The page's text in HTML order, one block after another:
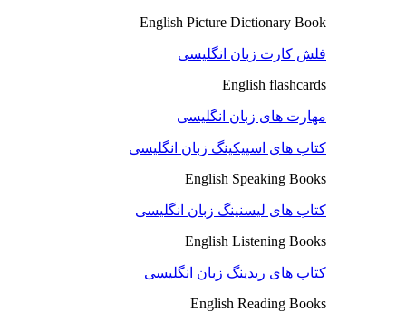
English Picture Dictionary Book
فلش کارت زبان انگلیسی
English flashcards
مهارت های زبان انگلیسی
کتاب های اسپیکینگ زبان انگلیسی
English Speaking Books
کتاب های لیسنینگ زبان انگلیسی
English Listening Books
کتاب های ریدینگ زبان انگلیسی
English Reading Books